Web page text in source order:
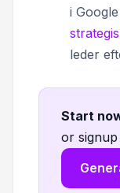
i
leder
Start
or signup